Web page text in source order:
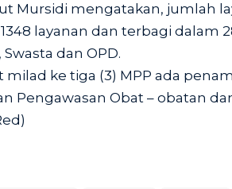
Mursidi mengatakan, jumlah
layanan dan terbagi dalam
dan OPD.
milad ke tiga (3) MPP ada
Pengawasan Obat – obatan